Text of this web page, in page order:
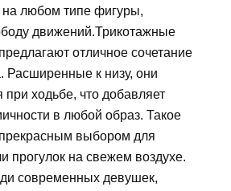
на любом типе фигуры,
движений.Трикотажные
отличное сочетание
Расширенные к низу, они
при ходьбе, что добавляет
в любой образ. Такое
выбором для
прогулок на свежем воздухе.
современных девушек,